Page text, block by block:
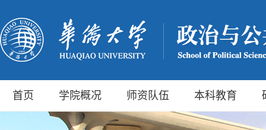
首页 学院概况 师资队伍 本科教育